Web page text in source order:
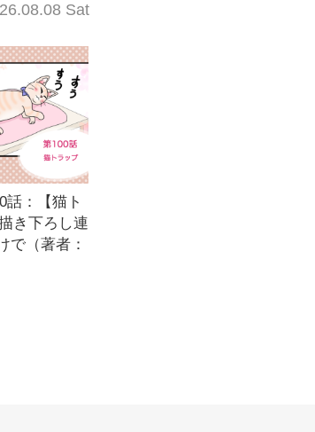
Sat
話：【猫ト
き下ろし連
で（著者：